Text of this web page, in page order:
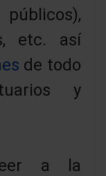
etc. así
de todo
y
a la